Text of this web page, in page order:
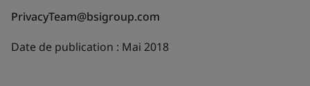
PrivacyTeam@bsigroup.com
Date de publication : Mai 2018